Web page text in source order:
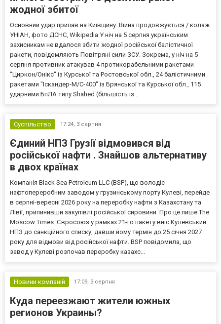
жодної збитої
Основний удар припав на Київщину. Війна продовжується / колаж
УНІАН, фото ДСНС, Wikipedia У ніч на 5 серпня українським
захисникам не вдалося збити жодної російської балістичної
ракети, повідомляють Повітряні сили ЗСУ. Зокрема, у ніч на 5
серпня противник атакував 4 протикорабельними ракетами
"Циркон/Онікс" із Курської та Ростовської обл., 24 балістичними
ракетами "Іскандер-М/С-400" із Брянської та Курської обл., 115
ударними БпЛА типу Shahed (більшість із...
Суспільство 17:24, 3 серпня
Єдиний НПЗ Грузії відмовився від
російської нафти . Знайшов альтернативу
в двох країнах
Компанія Black Sea Petroleum LLC (BSP), що володіє
нафтопереробним заводом у грузинському порту Кулеві, перейде
в серпні-вересні 2026 року на переробку нафти з Казахстану та
Лівії, припинивши закупівлі російської сировини. Про це пише The
Moscow Times. Євросоюз у рамках 21-го пакету вніс Кулевський
НПЗ до санкційного списку, давши йому термін до 25 січня 2027
року для відмови від російської нафти. BSP повідомила, що
завод у Кулеві розпочав переробку казахс...
Новини компаній 17:09, 3 серпня
Куда переезжают жители южных
регионов Украины?